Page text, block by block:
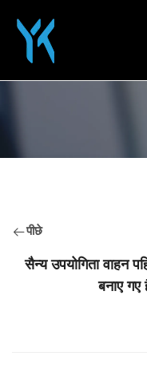
पीछे
सैन्य उपयोगिता वाहन
बनाए गए